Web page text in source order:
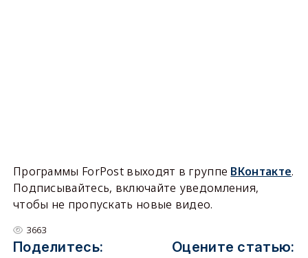
Программы ForPost выходят в группе ВКонтакте.
Подписывайтесь, включайте уведомления,
чтобы не пропускать новые видео.
3663
Поделитесь: Оцените статью: